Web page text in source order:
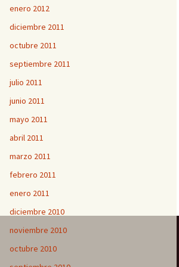
enero 2012
diciembre 2011
octubre 2011
septiembre 2011
julio 2011
junio 2011
mayo 2011
abril 2011
marzo 2011
febrero 2011
enero 2011
diciembre 2010
noviembre 2010
octubre 2010